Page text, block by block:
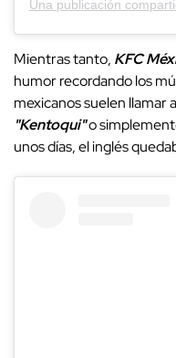
Mientras tanto, KFC
humor recordando los
mexicanos suelen llamar
"Kentoqui"o
unos días, el inglés